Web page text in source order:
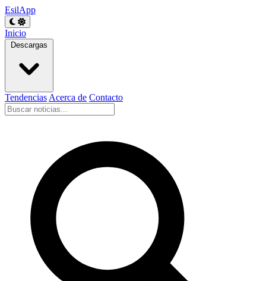
EsilApp
Inicio
Descargas
Tendencias Acerca de Contacto